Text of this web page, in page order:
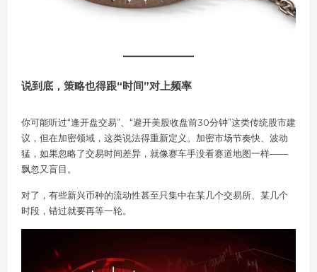
说到底，策略也得跟“时间”对上频率
你可能听过“逢开盘交易”、“避开美股收盘前30分钟”这类传统股市建
议，但在加密领域，这类说法得重新定义。加密市场节奏快、波动
猛，如果忽略了交易时间差异，就像赛车手没看赛道地图一样——
飘忽又盲目。
对了，有些新兴币种的流动性甚至只集中在某几个交易所、某几个
时段，错过就要再等一轮。